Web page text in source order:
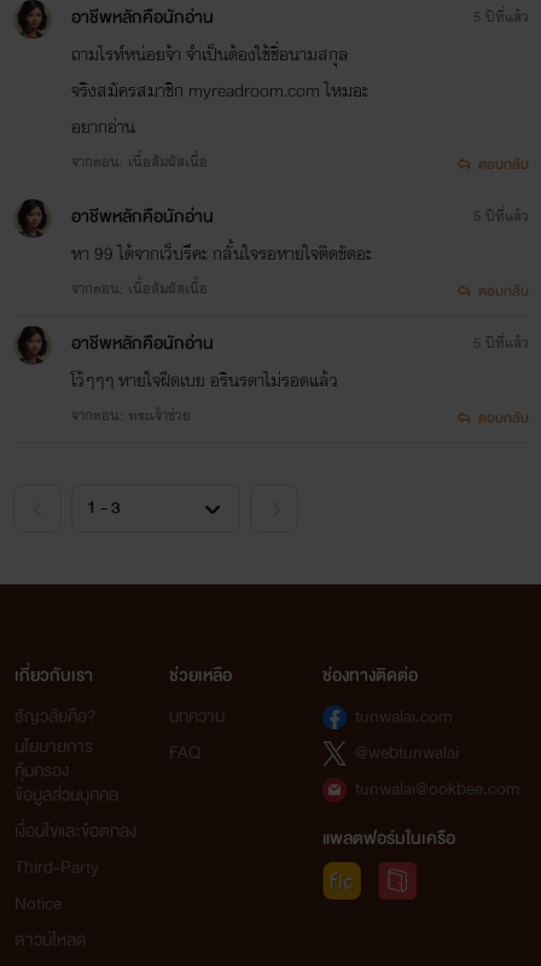
www.mebmarket.com
“ตอนนี้เราสองคนเสมอกันแล้วนะนีน่า”เขาทำ
เมตรเก้าสิบที่อัดแน่นด้วยกล้ามเนื้อสวยงามใน
เขาเป็นนายแบบ นีน่าอยากจะกลับไปที่ผับแล้ว
น้ำได้รู้อย่างทั่วกันว่าคริสเตียนที่สวมแต่บ็อกเซ
ตัวจริงฮ๊อตกว่าในนิตยสารล้านเท่า ตรงนั้นของ
ภาพถ่ายเยอะเลยด้วย!นีน่าคิดว่าตอนนี้ตาของ
คริสเตียนก็คือแมลงเม่าที่กำลังคลานเข่าเข้ามา
หาผู้หญิงที่นอนตัวแข็งทื่อเป็นท่อนไม้รอเขาอยู่
เหตุการณ์ล่วงหน้าให้เธอแบบคร่าวๆ ด้วยว่า ห
ระเริงสวาท
Stylo Romantique
www.mebmarket.com
“คุณริคจะทำเหมือนเมื่อคืนนี้เหรอคะ?”“ฉัน
หน้าร้อนวูบวาบ รู้สึกเสียวขึ้นมาทั้งที่เขายังไม่
ได้ทำอะไร“ใบตองไม่ได้กินยาคุมกำเนิด อาจจ
ท้องได้นะคะ”คิดอะไรไม่ออกเลยบอกเขาไปแ
อาชีพหลักคือนักอ่าน
ถามไรท์หน่อยจ้า จำเป็นต้องใช้ชื่อนามสกุล
จริงสมัครสมาชิก myreadroom.com ไหมอะ
อยากอ่าน
จากตอน: เนื้อสัมผัสเนื้อ
5 ปีที่แล้ว
ตอบกลับ
อาชีพหลักคือนักอ่าน
หา 99 ได้จากเว็บรึคะ กลั้นใจรอหายใจติดขัดอะ
จากตอน: เนื้อสัมผัสเนื้อ
5 ปีที่แล้ว
ตอบกลับ
อาชีพหลักคือนักอ่าน
โว้ๆๆๆ หายใจฝืดเบย อรินรดาไม่รอดแล้ว
จากตอน: พระเจ้าช่วย
5 ปีที่แล้ว
ตอบกลับ
เกี่ยวกับเรา
ธัญวลัยคือ?
นโยบายการ
คุ้มครอง
ข้อมูลส่วนบุคคล
เงื่อนไขและข้อตกลง
Third-Party
Notice
ดาวน์โหลด
ช่วยเหลือ
บทความ
FAQ
ช่องทางติดต่อ
tunwalai.com
@webtunwalai
tunwalai@ookbee.com
แพลตฟอร์มในเครือ